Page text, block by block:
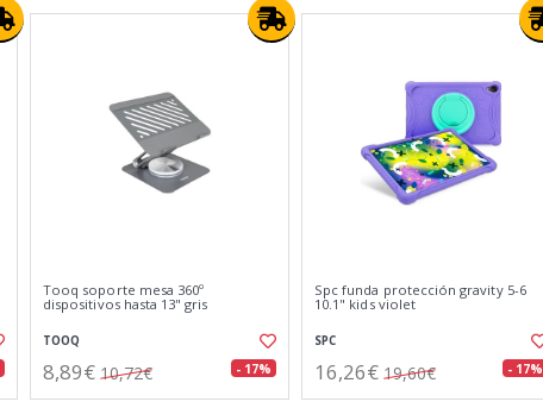
Tooq soporte mesa 360º
dispositivos hasta 13" gris
TOOQ
8,89€ 10,72€ - 17%
Spc funda protección gravity 5-6
10.1" kids violet
SPC
16,26€ 19,60€ - 17%